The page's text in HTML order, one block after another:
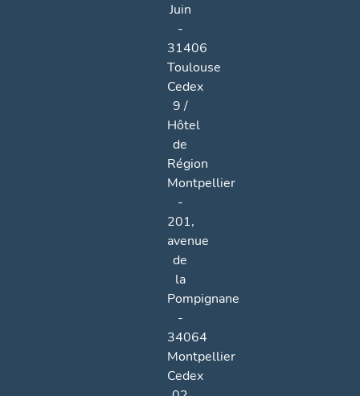
Juin
-
31406
Toulouse
Cedex
9 /
Hôtel
de
Région
Montpellier
-
201,
avenue
de
la
Pompignane
-
34064
Montpellier
Cedex